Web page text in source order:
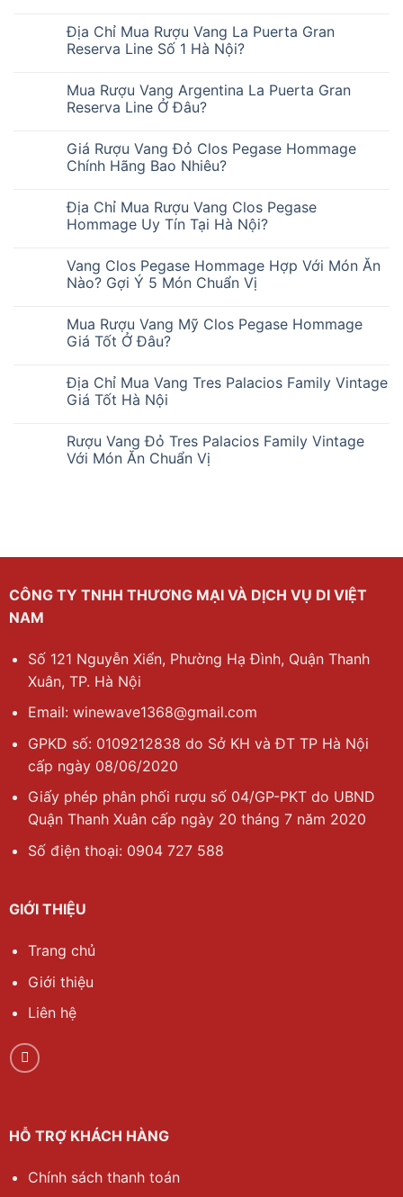
Địa Chỉ Mua Rượu Vang La Puerta Gran
Reserva Line Số 1 Hà Nội?
Mua Rượu Vang Argentina La Puerta Gran
Reserva Line Ở Đâu?
Giá Rượu Vang Đỏ Clos Pegase Hommage
Chính Hãng Bao Nhiêu?
Địa Chỉ Mua Rượu Vang Clos Pegase
Hommage Uy Tín Tại Hà Nội?
Vang Clos Pegase Hommage Hợp Với Món Ăn
Nào? Gợi Ý 5 Món Chuẩn Vị
Mua Rượu Vang Mỹ Clos Pegase Hommage
Giá Tốt Ở Đâu?
Địa Chỉ Mua Vang Tres Palacios Family Vintage
Giá Tốt Hà Nội
Rượu Vang Đỏ Tres Palacios Family Vintage
Với Món Ăn Chuẩn Vị
CÔNG TY TNHH THƯƠNG MẠI VÀ DỊCH VỤ DI VIỆT
NAM
Số 121 Nguyễn Xiển, Phường Hạ Đình, Quận Thanh
Xuân, TP. Hà Nội
Email: winewave1368@gmail.com
GPKD số: 0109212838 do Sở KH và ĐT TP Hà Nội
cấp ngày 08/06/2020
Giấy phép phân phối rượu số 04/GP-PKT do UBND
Quận Thanh Xuân cấp ngày 20 tháng 7 năm 2020
Số điện thoại: 0904 727 588
GIỚI THIỆU
Trang chủ
Giới thiệu
Liên hệ
HỖ TRỢ KHÁCH HÀNG
Chính sách thanh toán